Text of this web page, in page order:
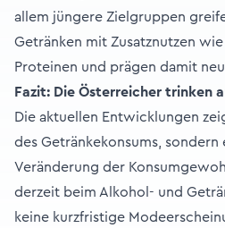
allem jüngere Zielgruppen
Getränken mit Zusatznutzen
Proteinen und prägen damit
Fazit: Die Österreicher trinken
Die aktuellen Entwicklungen
des Getränkekonsums,
Veränderung der
derzeit beim Alkohol- und
keine kurzfristige